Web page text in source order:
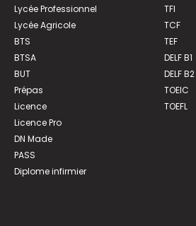
Lycée Professionnel
Lycée Agricole
BTS
BTSA
BUT
Prépas
Licence
Licence Pro
DN Made
PASS
Diplome infirmier
TFI
TCF
TEF
DELF B1
DELF B2
TOEIC
TOEFL